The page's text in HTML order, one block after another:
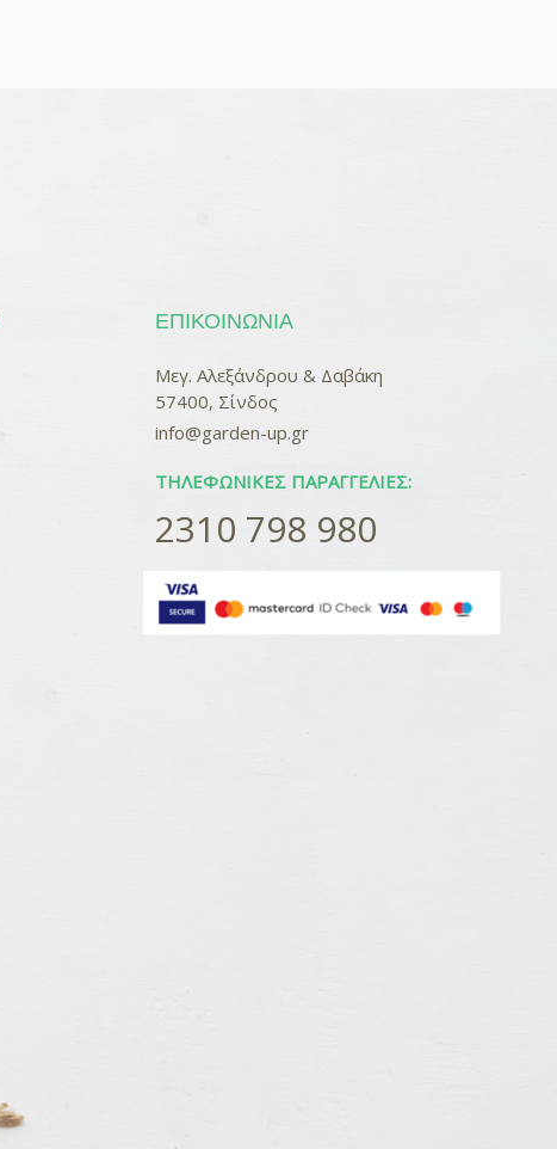
ΕΠΙΚΟΙΝΩΝΊΑ
Μεγ. Αλεξάνδρου & Δαβάκη
57400, Σίνδος
info@garden-up.gr
ΤΗΛΕΦΩΝΙΚΈΣ ΠΑΡΑΓΓΕΛΊΕΣ:
2310 798 980